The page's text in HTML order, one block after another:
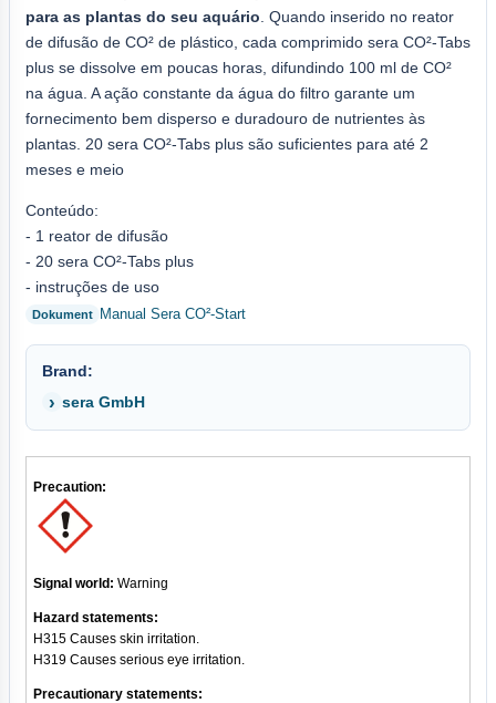
para as plantas do seu aquário . Quando inserido no reator
de difusão de CO² de plástico, cada comprimido sera CO²-Tabs
plus se dissolve em poucas horas, difundindo 100 ml de CO²
na água. A ação constante da água do filtro garante um
fornecimento bem disperso e duradouro de nutrientes às
plantas. 20 sera CO²-Tabs plus são suficientes para até 2
meses e meio
Conteúdo:
- 1 reator de difusão
- 20 sera CO²-Tabs plus
- instruções de uso
Manual Sera CO²-Start
Brand:
sera GmbH
Precaution:
Signal world: Warning
Hazard statements:
H315 Causes skin irritation.
H319 Causes serious eye irritation.
Precautionary statements: